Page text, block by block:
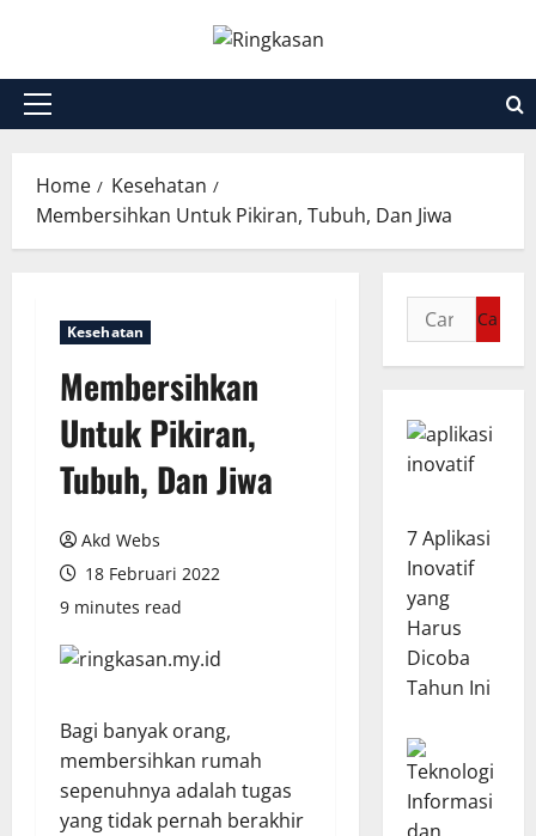
content
Primary
Home
Kesehatan
Membersihkan Untuk Pikiran, Tubuh, Dan Jiwa
Kesehatan
Membersihkan
Untuk Pikiran,
Tubuh, Dan Jiwa
Akd Webs
18 Februari 2022
9 minutes read
Bagi banyak orang,
membersihkan rumah
sepenuhnya adalah tugas
yang tidak pernah berakhir
Cari
untuk:
7 Aplikasi
Inovatif
yang
Harus
Dicoba
Tahun Ini